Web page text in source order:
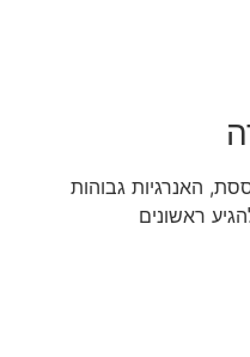
האנרגיות גבוהות
ראשונים